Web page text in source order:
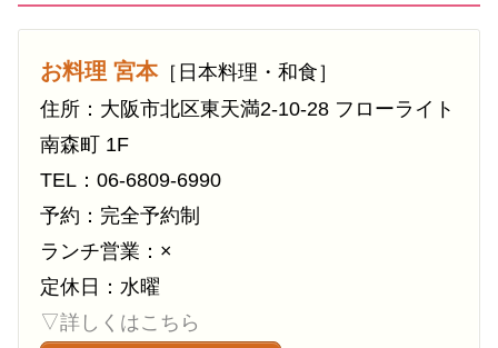
お料理 宮本［日本料理・和食］
住所：大阪市北区東天満2-10-28 フローライト
南森町 1F
TEL：06-6809-6990
予約：完全予約制
ランチ営業：×
定休日：水曜
▽詳しくはこちら